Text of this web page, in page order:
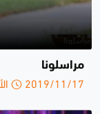
مراسلونا
2019/11/17 الأحد 18:55 م